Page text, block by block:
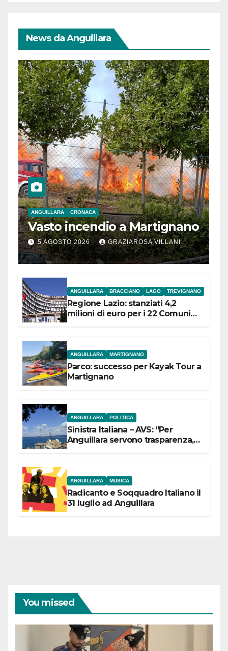
News da Anguillara
ANGUILLARA CRONACA
Vasto incendio a Martignano
5 AGOSTO 2026 GRAZIAROSA VILLANI
ANGUILLARA BRACCIANO LAGO TREVIGNANO
Regione Lazio: stanziati 4,2
milioni di euro per i 22 Comuni
ANGUILLARA MARTIGNANO
Parco: successo per Kayak Tour a
Martignano
ANGUILLARA POLITICA
Sinistra Italiana – AVS: “Per
Anguillara servono trasparenza,
ANGUILLARA MUSICA
Radicanto e Soqquadro Italiano il
31 luglio ad Anguillara
You missed